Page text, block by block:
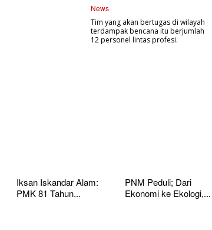
News
Tim yang akan bertugas di wilayah
terdampak bencana itu berjumlah
12 personel lintas profesi.
Iksan Iskandar Alam:
PMK 81 Tahun...
PNM Peduli; Dari
Ekonomi ke Ekologi,...